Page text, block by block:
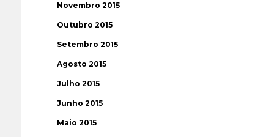
Novembro 2015
Outubro 2015
Setembro 2015
Agosto 2015
Julho 2015
Junho 2015
Maio 2015